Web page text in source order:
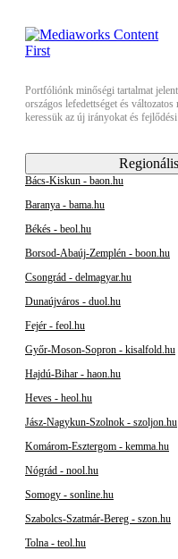
Portfóliónk minőségi tartalmat
országos lefedettséget és
keressük az új irányokat és
Bács-Kiskun - baon.hu
Baranya - bama.hu
Békés - beol.hu
Borsod-Abaúj-Zemplén - boon.hu
Csongrád - delmagyar.hu
Dunaújváros - duol.hu
Fejér - feol.hu
Győr-Moson-Sopron - kisalfold.hu
Hajdú-Bihar - haon.hu
Heves - heol.hu
Jász-Nagykun-Szolnok - szoljon.hu
Komárom-Esztergom - kemma.hu
Nógrád - nool.hu
Somogy - sonline.hu
Szabolcs-Szatmár-Bereg - szon.hu
Tolna - teol.hu